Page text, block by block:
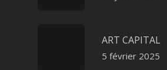
ART CAPITAL
5 février 2025